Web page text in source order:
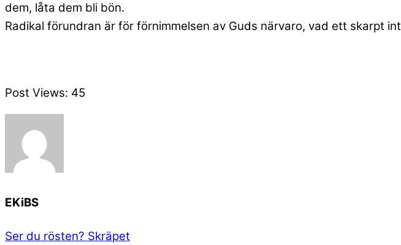
dem, låta dem bli bön.
Radikal förundran är för förnimmelsen av Guds närvaro, vad ett skarpt
Post Views: 45
EKiBS
Ser du rösten? Skräpet